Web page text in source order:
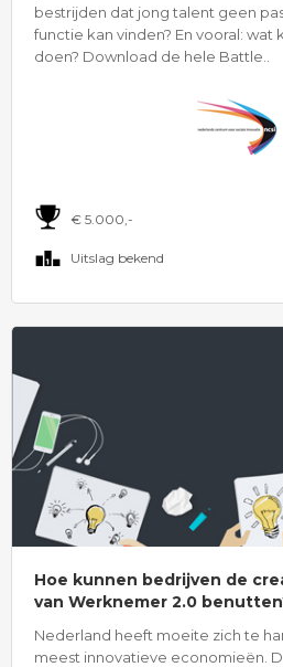
bestrijden dat jong talent geen
functie kan vinden? En vooral: wat
doen? Download de hele Battle..
€ 5.000,-
Uitslag bekend
Hoe kunnen bedrijven de
van Werknemer 2.0
Nederland heeft moeite zich te
meest innovatieve economieën.